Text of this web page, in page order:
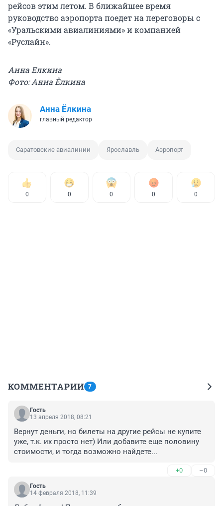
рейсов этим летом. В ближайшее время
руководство аэропорта поедет на переговоры с
«Уральскими авиалиниями» и компанией
«Руслайн».
Анна Елкина
Фото: Анна Ёлкина
Анна Ёлкина
главный редактор
Саратовские авиалинии Ярославль Аэропорт
0 0 0 0 0
КОММЕНТАРИИ 7
Гость
13 апреля 2018, 08:21
Вернут деньги, но билеты на другие рейсы не купите
уже, т.к. их просто нет) Или добавите еще половину
стоимости, и тогда возможно найдете...
+0 –0
Гость
14 февраля 2018, 11:39